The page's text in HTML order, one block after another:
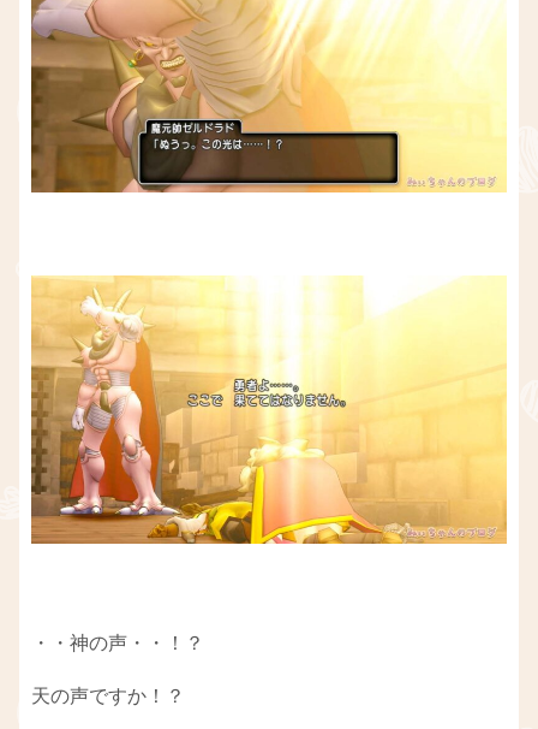
・・神の声・・！？
天の声ですか！？